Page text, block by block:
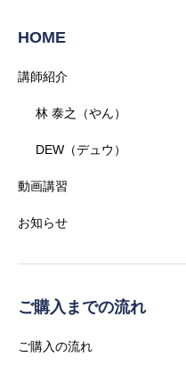
HOME
講師紹介
林 泰之（やん）
DEW（デュウ）
動画講習
お知らせ
ご購入までの流れ
ご購入の流れ